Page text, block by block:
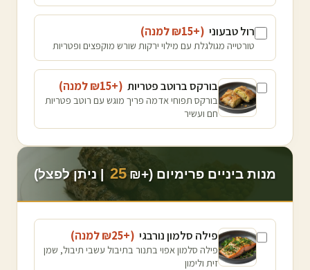
רול טבעוני (+₪
15 למנה)
טורטייה מגולגלת עם מילוי ירקות שורש מוקפצים ופטריות
בורקס ברוטב פטריות (+₪
15 למנה)
בורקס תפוחי אדמה פריך מוגש עם רוטב פטריות
חם ועשיר
מנות ביניים פרימיום (+₪ 25 | ניתן לפצל)
פילה סלמון נורבגי (+₪
25 למנה)
פילה סלמון אפוי בתנור בתיבול עשבי תיבול, שמן
זית ולימון